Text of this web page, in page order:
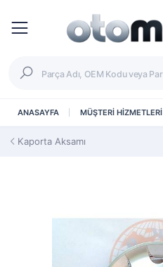
ANASAYFA MÜŞTERİ HİZMETLERİ
Kaporta Aksamı